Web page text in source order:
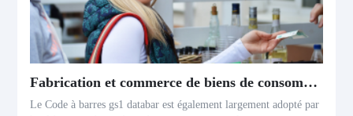
Fabrication et commerce de biens de consommation
Le Code à barres gs1 databar est également largement adopté par